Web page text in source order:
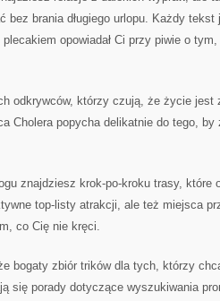
bez brania długiego urlopu. Każdy
opowiadał Ci przy piwie o
odkrywców, którzy czują, że życie jest
Cholera popycha delikatnie do tego,
znajdziesz krok-po-kroku trasy, które
top-listy atrakcji, ale też miejsca
co Cię nie kręci.
bogaty zbiór trików dla tych, którzy
się porady dotyczące wyszukiwania